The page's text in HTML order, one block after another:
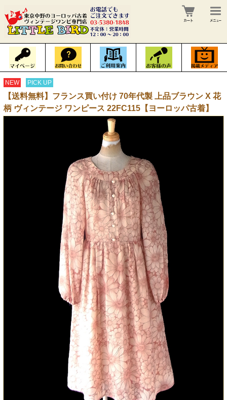
NEW PICK UP
【送料無料】フランス買い付け 70年代製 上品ブラウン X 花
柄 ヴィンテージ ワンピース 22FC115【ヨーロッパ古着】